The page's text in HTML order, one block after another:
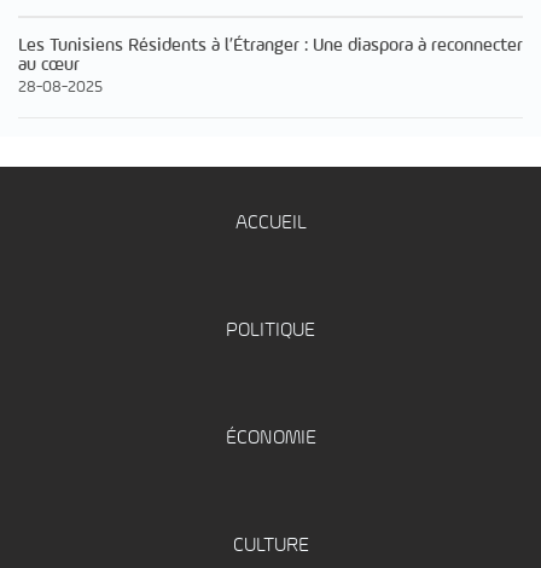
Les Tunisiens Résidents à l’Étranger : Une diaspora à reconnecter
au cœur
28-08-2025
ACCUEIL
POLITIQUE
ÉCONOMIE
CULTURE